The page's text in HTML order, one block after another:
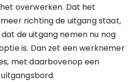
overwerken. Dat het
richting de uitgang staat,
de uitgang nemen nu nog
is. Dan zet een werknemer
met daarbovenop een